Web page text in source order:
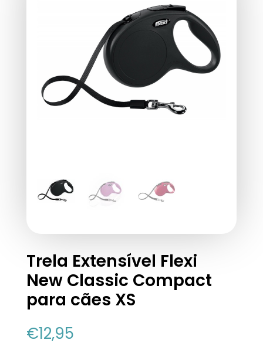
Trela Extensível Flexi
New Classic Compact
para cães XS
€12,95